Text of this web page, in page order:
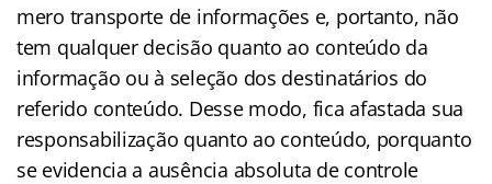
mero transporte de informações e, portanto, não
tem qualquer decisão quanto ao conteúdo da
informação ou à seleção dos destinatários do
referido conteúdo. Desse modo, fica afastada sua
responsabilização quanto ao conteúdo, porquanto
se evidencia a ausência absoluta de controle